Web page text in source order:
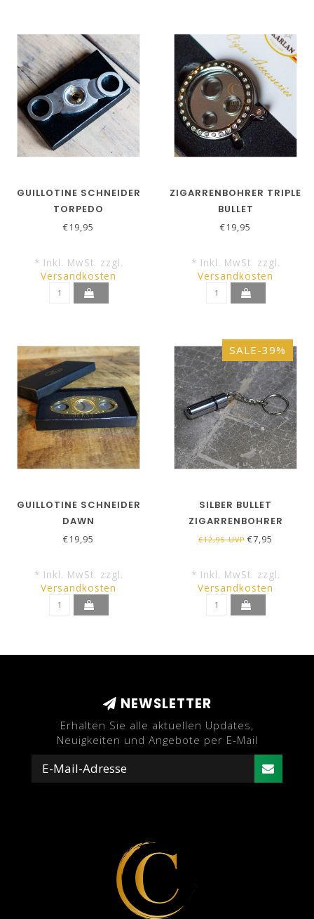
GUILLOTINE SCHNEIDER
TORPEDO
€19,95
* Inkl. MwSt. zzgl.
Versandkosten
ZIGARRENBOHRER TRIPLE
BULLET
€19,95
* Inkl. MwSt. zzgl.
Versandkosten
GUILLOTINE SCHNEIDER
DAWN
€19,95
* Inkl. MwSt. zzgl.
Versandkosten
SALE-39%
SILBER BULLET
ZIGARRENBOHRER
€12,95 UVP €7,95
* Inkl. MwSt. zzgl.
Versandkosten
NEWSLETTER
Erhalten Sie alle aktuellen Updates,
Neuigkeiten und Angebote per E-Mail